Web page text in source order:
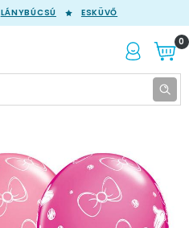
LÁNYBÚCSÚ ESKÜVŐ
0